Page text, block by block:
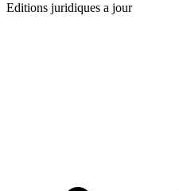
Editions juridiques a jour